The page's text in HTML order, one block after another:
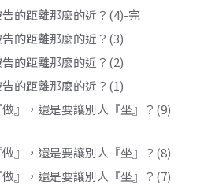
的距離那麼的近？(4)-完
的距離那麼的近？(3)
的距離那麼的近？(2)
的距離那麼的近？(1)
』，還是要讓別人『坐』？(9)
』，還是要讓別人『坐』？(8)
』，還是要讓別人『坐』？(7)